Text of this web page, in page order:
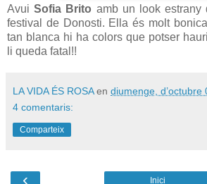
AvuiSofia Brito amb un look estrany
festival de Donosti. Ella és molt
tan blanca hi ha colors que potser
li queda fatal!!
LA VIDA ÉS ROSA en diumenge, d’octubre
4 comentaris:
Comparteix
‹ Inici